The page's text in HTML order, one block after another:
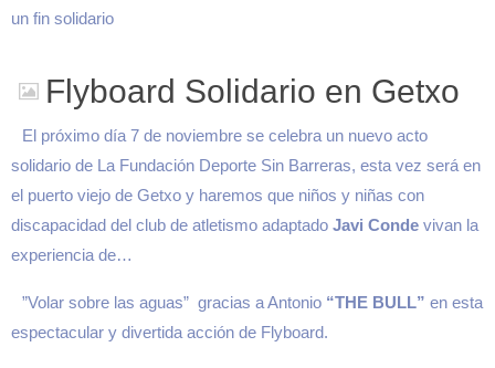
un fin solidario
Flyboard Solidario en Getxo
El próximo día 7 de noviembre se celebra un nuevo acto
solidario de La Fundación Deporte Sin Barreras, esta vez será en
el puerto viejo de Getxo y haremos que niños y niñas con
discapacidad del club de atletismo adaptado Javi Conde vivan la
experiencia de…
”Volar sobre las aguas” gracias a Antonio “THE BULL” en esta
espectacular y divertida acción de Flyboard.